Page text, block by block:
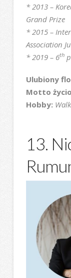
* 2013 –
Grand Prize
* 2015 –
Association
* 2019 – 6th
Ulubiony
Motto
Hobby: Walk
13.